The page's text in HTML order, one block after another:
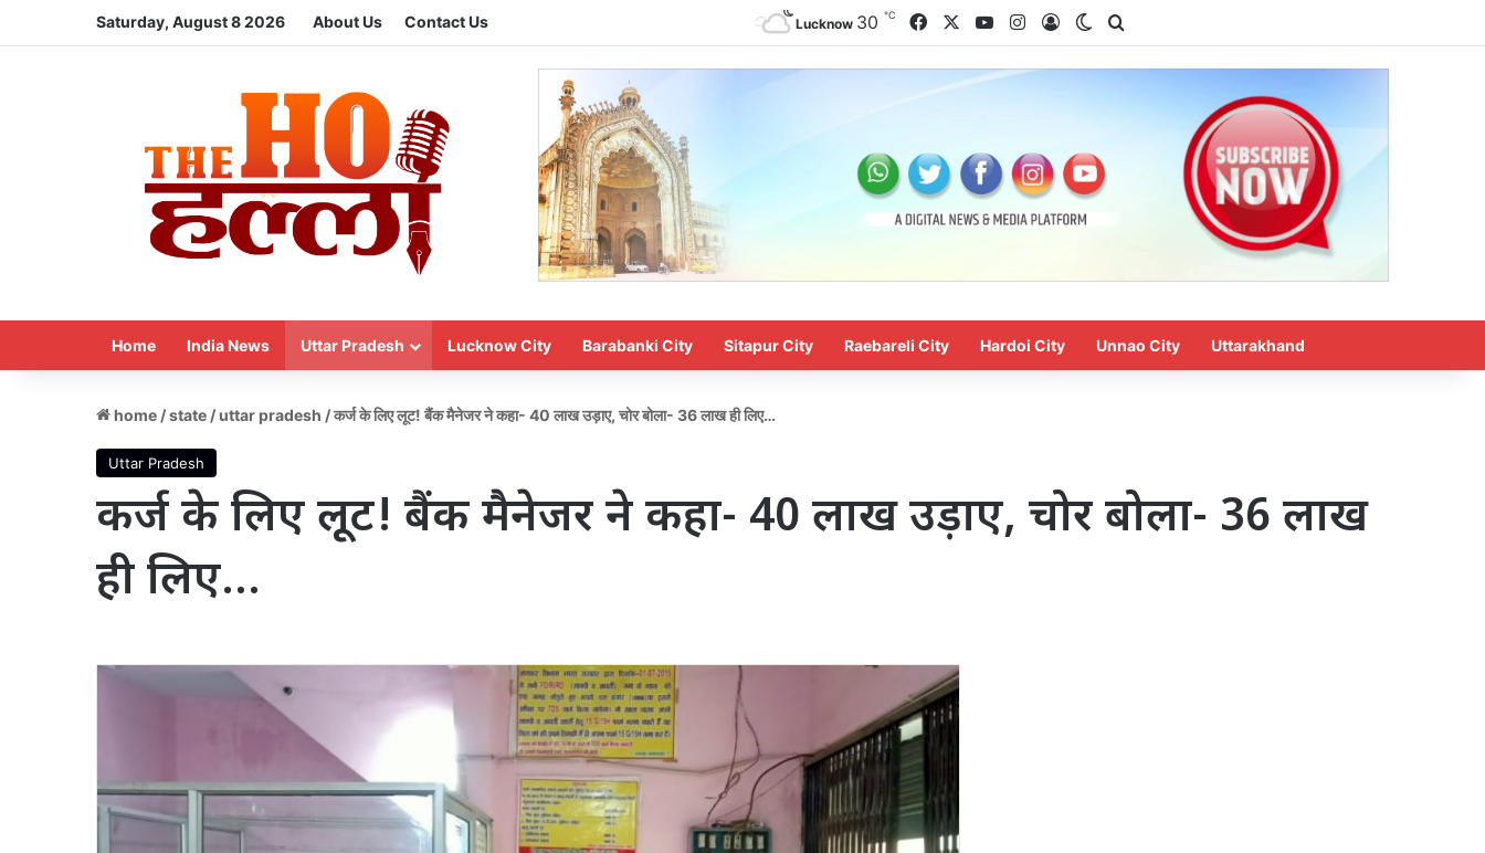
Saturday, August 8 2026 About Us Contact Us Lucknow 30 ℃ FacebookYouTubeInstagram
Log InSwitch skin
Home India News Uttar Pradesh Lucknow City Barabanki City Sitapur City Raebareli City Hardoi City Unnao City Uttarakhand
home /state /uttar pradesh /कर्ज के लिए लूट! बैंक मैनेजर ने कहा- 40 लाख उड़ाए, चोर बोला- 36 लाख ही लिए…
Uttar Pradesh
कर्ज के लिए लूट! बैंक मैनेजर ने कहा- 40 लाख उड़ाए, चोर बोला- 36 लाख
ही लिए…